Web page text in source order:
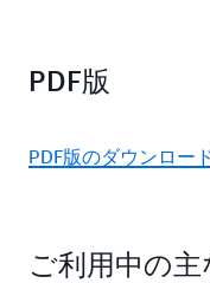
依頼先ベンダーが 1
移行など、コスト
盛岡市とアイシーエ
用料やハードウェア
PDF版
PDF版のダウンロー
ご利用中の